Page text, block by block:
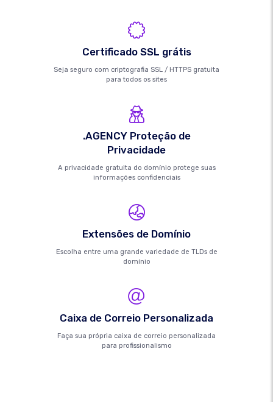
Certificado SSL grátis
Seja seguro com criptografia SSL / HTTPS gratuita
para todos os sites
.AGENCY Proteção de
Privacidade
A privacidade gratuita do domínio protege suas
informações confidenciais
Extensões de Domínio
Escolha entre uma grande variedade de TLDs de
domínio
Caixa de Correio Personalizada
Faça sua própria caixa de correio personalizada
para profissionalismo